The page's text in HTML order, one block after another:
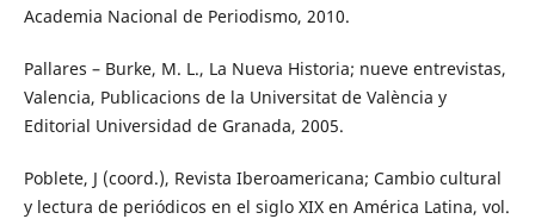
Academia Nacional de Periodismo, 2010.
Pallares – Burke, M. L., La Nueva Historia; nueve entrevistas,
Valencia, Publicacions de la Universitat de València y
Editorial Universidad de Granada, 2005.
Poblete, J (coord.), Revista Iberoamericana; Cambio cultural
y lectura de periódicos en el siglo XIX en América Latina, vol.